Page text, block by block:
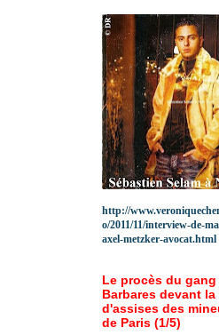
http://
o/2011/11/interview-de-
axel-metzker-avocat.html
Le procès du gang
Barbares devant la
d'assises des
de Paris (1/5)